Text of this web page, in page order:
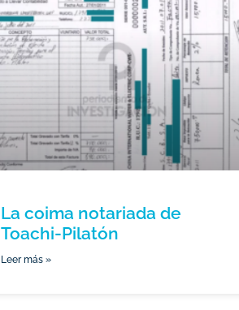
La coima notariada de
Toachi-Pilatón
Leer más »